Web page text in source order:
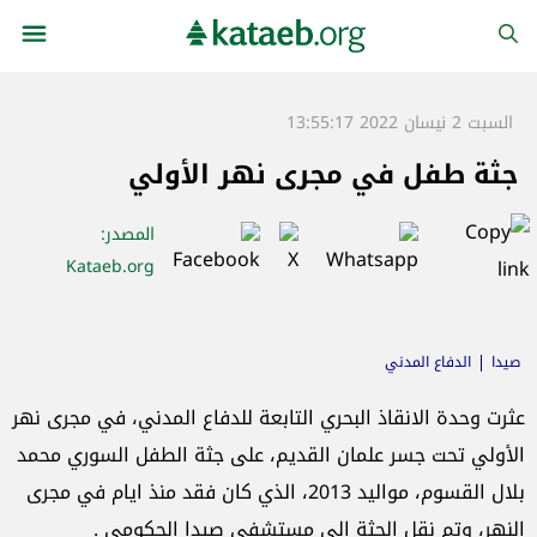
السبت 2 نيسان 2022 13:55:17
جثة طفل في مجرى نهر الأولي
المصدر:
Kataeb.org
صيدا الدفاع المدني
عثرت وحدة الانقاذ البحري التابعة للدفاع المدني، في مجرى نهر
الأولي تحت جسر علمان القديم، على جثة الطفل السوري محمد
بلال القسوم، مواليد 2013، الذي كان فقد منذ ايام في مجرى
النهر، وتم نقل الجثة الى مستشفى صيدا الحكومي .